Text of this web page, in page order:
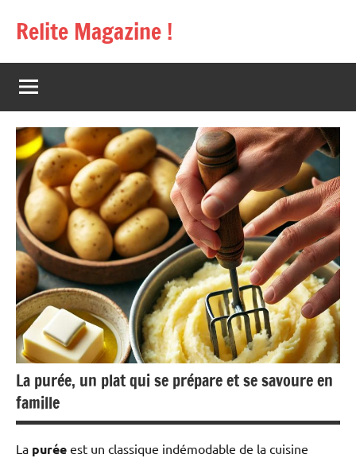
Relite Magazine !
La purée, un plat qui se prépare et se savoure en
famille
La purée est un classique indémodable de la cuisine